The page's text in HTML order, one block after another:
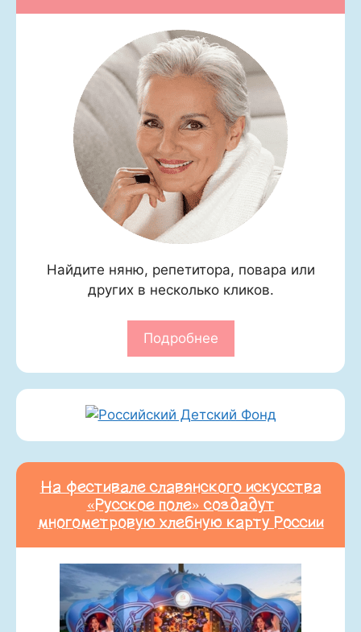
Найдите няню, репетитора, повара или
других в несколько кликов.
Подробнее
На фестивале славянского искусства
«Русское поле» создадут
многометровую хлебную карту России